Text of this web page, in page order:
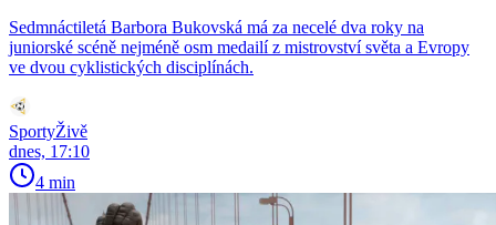
Sedmnáctiletá Barbora Bukovská má za necelé dva roky na
juniorské scéně nejméně osm medailí z mistrovství světa a Evropy
ve dvou cyklistických disciplínách.
SportyŽivě
dnes, 17:10
4 min